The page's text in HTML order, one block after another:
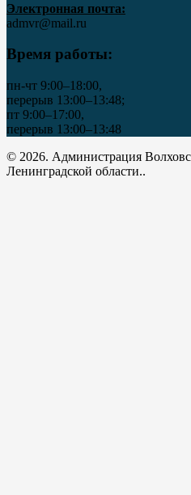
Электронная почта:
admvr@mail.ru
Время работы:
пн-чт 9:00–18:00,
перерыв 13:00–13:48;
пт 9:00–17:00,
перерыв 13:00–13:48
© 2026. Администрация
Ленинградской области..